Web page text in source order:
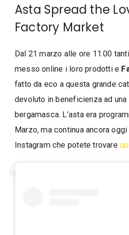
Asta Spread the
Factory Market
Dal 21 marzo alle ore 11.00
messo online i loro prodotti e
fatto da eco a questa grande
devoluto in beneficienza ad
bergamasca. L’asta era
Marzo, ma continua ancora
Instagram che potete trovare